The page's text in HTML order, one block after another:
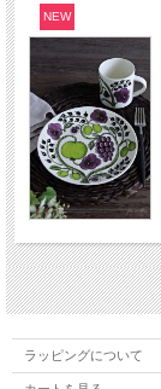
NEW
ラッピングについて